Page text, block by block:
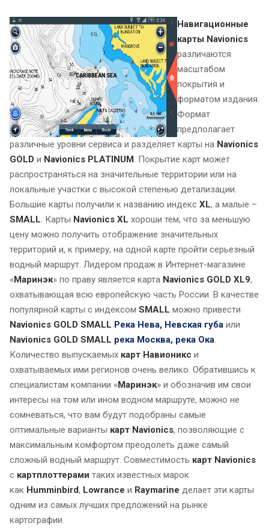
Навигационные
карты Navionics
различаются
масштабом
покрытия и
форматом издания.
Формат
предполагает
различные уровни сервиса и разделяет карты на Navionics
GOLD и Navionics PLATINUM. Покрытие карт может
распространяться на значительные территории или на
локальные участки с высокой степенью детализации.
Большие карты получили к названию индекс XL, а малые –
SMALL. Карты Navionics XL хороши тем, что за меньшую
цену можно получить отображение значительных
территорий и, к примеру, на одной карте пройти серьезный
водный маршрут. Лидером продаж в Интернет-магазине
«Маринэк» по праву является карта Navionics GOLD XL9,
охватывающая всю европейскую часть России. В качестве
популярной карты с индексом SMALL можно привести
Navionics GOLD SMALL Река Нева, Невская губа или
Navionics GOLD SMALL река Москва, река Ока.
Количество выпускаемых карт Навионикс и
охватываемых ими регионов очень велико. Обратившись к
специалистам компании «Маринэк» и обозначив им свои
интересы на том или ином водном маршруте, можно не
сомневаться, что вам будут подобраны самые
оптимальные варианты карт Navionics, позволяющие с
максимальным комфортом преодолеть даже самый
сложный водный маршрут. Совместимость карт Navionics
с картплоттерами таких известных марок
как Humminbird, Lowrance и Raymarine делает эти карты
одним из самых лучших предложений на рынке
картографии.